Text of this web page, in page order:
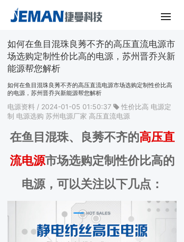
如何在鱼目混珠良莠不齐的高压直流电源市
场选购定制性价比高的电源，苏州晋乔兴新
能源帮您解析
如何在鱼目混珠良莠不齐的高压直流电源市场选购定制性价比高
的电源，苏州晋乔兴新能源帮您解析
电源资料 / 2024-01-05 01:50:37 性价比高 电源定
制 电源选购 苏州电源厂家 高压直流电源
在鱼目混珠、良莠不齐的高压直
流电源市场选购定制性价比高的
电源，可以关注以下几点：